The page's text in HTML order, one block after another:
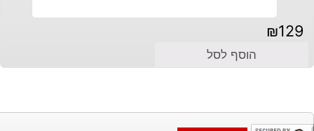
₪129
הוסף לסל